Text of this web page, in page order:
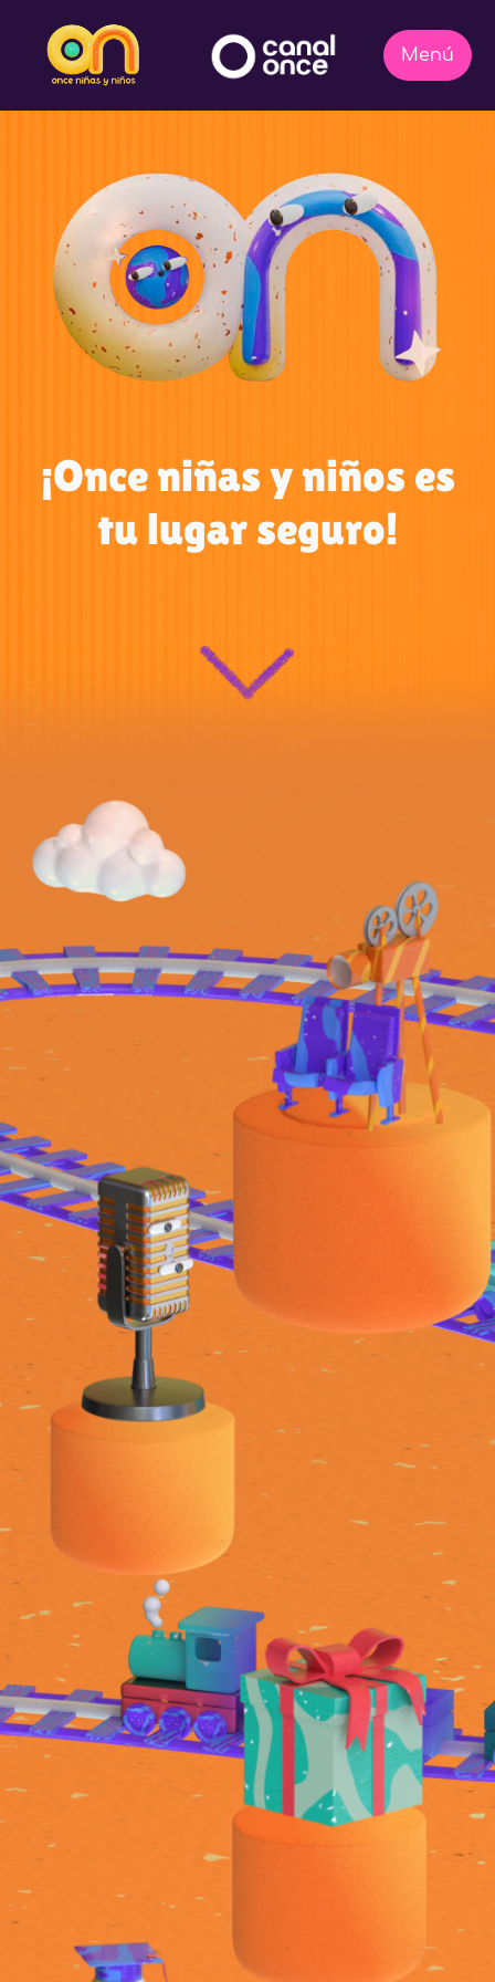
¡Once niñas y niños es
tu lugar seguro!